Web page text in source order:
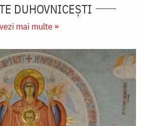
DUHOVNICEȘTI
vezi mai multe »